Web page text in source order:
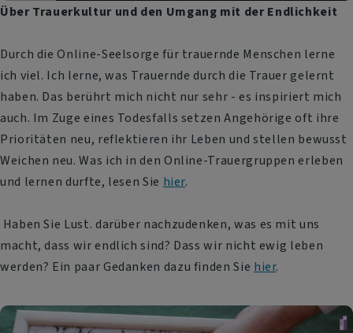
Über Trauerkultur und den Umgang mit der Endlichkeit
Durch die Online-Seelsorge für trauernde Menschen lerne
ich viel. Ich lerne, was Trauernde durch die Trauer gelernt
haben. Das berührt mich nicht nur sehr - es inspiriert mich
auch. Im Zuge eines Todesfalls setzen Angehörige oft ihre
Prioritäten neu, reflektieren ihr Leben und stellen bewusst
Weichen neu. Was ich in den Online-Trauergruppen erleben
und lernen durfte, lesen Sie hier.
Haben Sie Lust. darüber nachzudenken, was es mit uns
macht, dass wir endlich sind? Dass wir nicht ewig leben
werden? Ein paar Gedanken dazu finden Sie hier.